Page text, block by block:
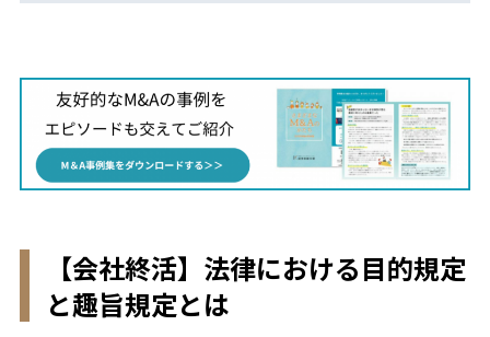
【会社終活】法律における目的規定
と趣旨規定とは